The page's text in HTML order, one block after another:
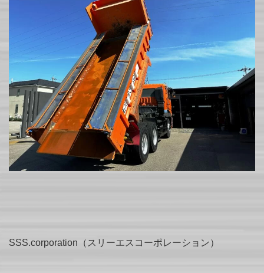
SSS.corporation（スリーエスコーポレーション）